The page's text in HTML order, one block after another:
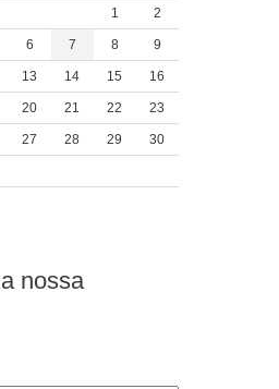
1
2
6 7 8 9
13 14 15 16
20 21 22 23
27 28 29 30
nossa